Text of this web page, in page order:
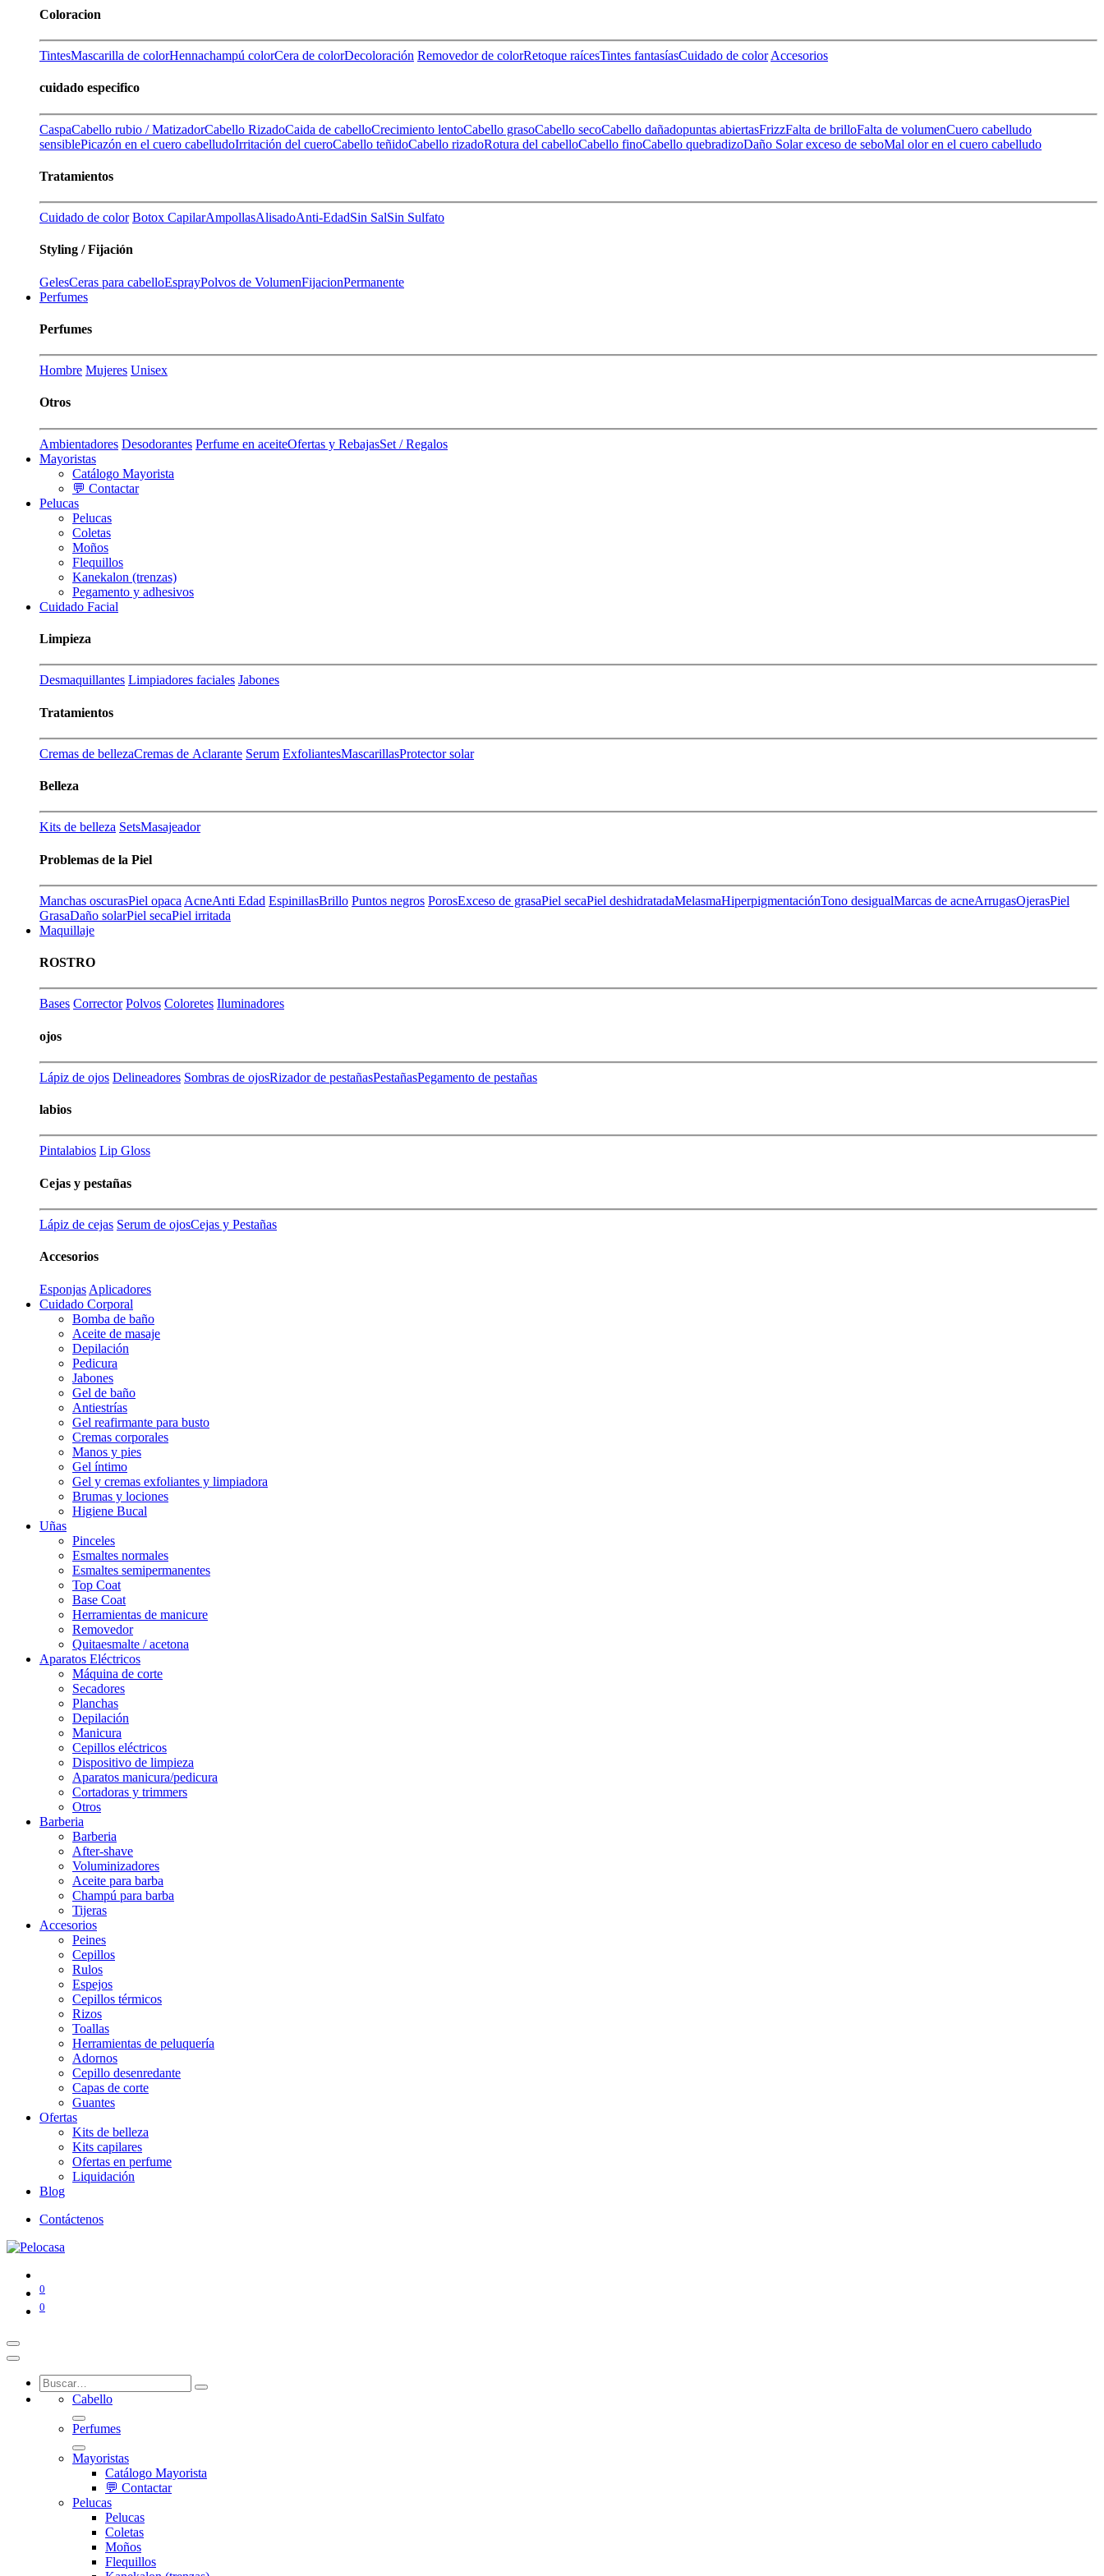
Coloracion
TintesMascarilla de colorHennachampú colorCera de colorDecoloración Removedor de colorRetoque raícesTintes fantasíasCuidado de color Accesorios
cuidado especifico
CaspaCabello rubio / MatizadorCabello RizadoCaida de cabelloCrecimiento lentoCabello grasoCabello secoCabello dañadopuntas abiertasFrizzFalta de brilloFalta de volumenCuero cabelludo
sensiblePicazón en el cuero cabelludoIrritación del cueroCabello teñidoCabello rizadoRotura del cabelloCabello finoCabello quebradizoDaño Solarexceso de seboMal olor en el cuero cabelludo
Tratamientos
Cuidado de color Botox CapilarAmpollasAlisadoAnti-EdadSin SalSin Sulfato
Styling / Fijación
GelesCeras para cabelloEsprayPolvos de VolumenFijacionPermanente
Perfumes
Perfumes
Hombre Mujeres Unisex
Otros
Ambientadores Desodorantes Perfume en aceiteOfertas y RebajasSet / Regalos
Mayoristas
Catálogo Mayorista
💬 Contactar
Pelucas
Pelucas
Coletas
Moños
Flequillos
Kanekalon (trenzas)
Pegamento y adhesivos
Cuidado Facial
Limpieza
Desmaquillantes Limpiadores faciales Jabones
Tratamientos
Cremas de bellezaCremas de Aclarante Serum ExfoliantesMascarillasProtector solar
Belleza
Kits de belleza SetsMasajeador
Problemas de la Piel
Manchas oscurasPiel opaca AcneAnti Edad EspinillasBrillo Puntos negros PorosExceso de grasaPiel secaPiel deshidratadaMelasmaHiperpigmentaciónTono desigualMarcas de acneArrugasOjerasPiel
GrasaDaño solarPiel secaPiel irritada
Maquillaje
ROSTRO
Bases Corrector Polvos Coloretes Iluminadores
ojos
Lápiz de ojos Delineadores Sombras de ojosRizador de pestañasPestañasPegamento de pestañas
labios
Pintalabios Lip Gloss
Cejas y pestañas
Lápiz de cejas Serum de ojosCejas y Pestañas
Accesorios
Esponjas Aplicadores
Cuidado Corporal
Bomba de baño
Aceite de masaje
Depilación
Pedicura
Jabones
Gel de baño
Antiestrías
Gel reafirmante para busto
Cremas corporales
Manos y pies
Gel íntimo
Gel y cremas exfoliantes y limpiadora
Brumas y lociones
Higiene Bucal
Uñas
Pinceles
Esmaltes normales
Esmaltes semipermanentes
Top Coat
Base Coat
Herramientas de manicure
Removedor
Quitaesmalte / acetona
Aparatos Eléctricos
Máquina de corte
Secadores
Planchas
Depilación
Manicura
Cepillos eléctricos
Dispositivo de limpieza
Aparatos manicura/pedicura
Cortadoras y trimmers
Otros
Barberia
Barberia
After-shave
Voluminizadores
Aceite para barba
Champú para barba
Tijeras
Accesorios
Peines
Cepillos
Rulos
Espejos
Cepillos térmicos
Rizos
Toallas
Herramientas de peluquería
Adornos
Cepillo desenredante
Capas de corte
Guantes
Ofertas
Kits de belleza
Kits capilares
Ofertas en perfume
Liquidación
Blog
Contáctenos
0
0
Cabello
Perfumes
Mayoristas
Catálogo Mayorista
💬 Contactar
Pelucas
Pelucas
Coletas
Moños
Flequillos